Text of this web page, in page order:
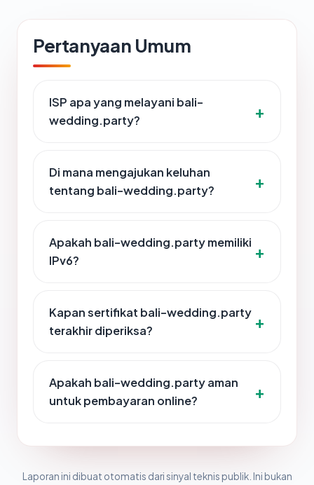
Pertanyaan Umum
ISP apa yang melayani bali-
wedding.party?
Di mana mengajukan keluhan
tentang bali-wedding.party?
Apakah bali-wedding.party memiliki
IPv6?
Kapan sertifikat bali-wedding.party
terakhir diperiksa?
Apakah bali-wedding.party aman
untuk pembayaran online?
Laporan ini dibuat otomatis dari sinyal teknis publik. Ini bukan